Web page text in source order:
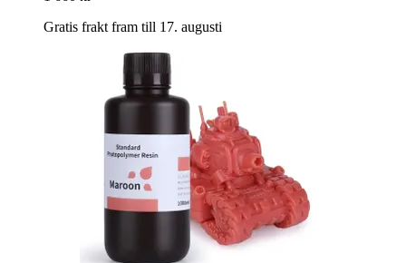
Gratis frakt fram till 17. augusti